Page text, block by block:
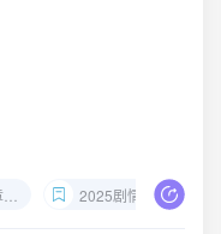
2025剧情片推荐